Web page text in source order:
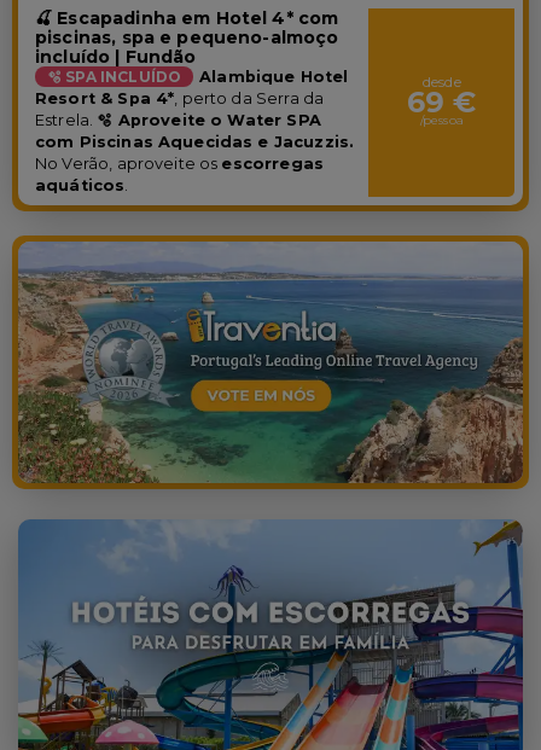
🍒 Escapadinha em Hotel 4* com
piscinas, spa e pequeno-almoço
incluído | Fundão
🫧 SPA INCLUÍDO
Alambique Hotel
Resort & Spa 4*, perto da Serra da
Estrela. 🫧 Aproveite o Water SPA
com Piscinas Aquecidas e Jacuzzis.
No Verão, aproveite os escorregas
aquáticos.
desde
69 €
/pessoa